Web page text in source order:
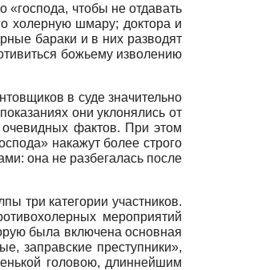
«господа, чтобы не отдавать
холерную шмару; доктора и
бараки и в них разводят
божьему изволению
в суде значительно
они уклонялись от
очевидных фактов. При этом
накажут более строго
она не разбегалась после
три категории участников.
мероприятий
была включена основная
заправские преступники»,
головою, длиннейшим